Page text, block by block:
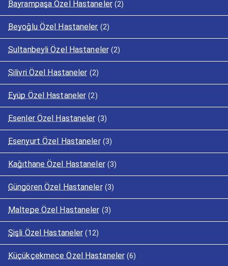
Bayrampaşa Özel Hastaneler (2)
Beyoğlu Özel Hastaneler (2)
Sultanbeyli Özel Hastaneler (2)
Silivri Özel Hastaneler (2)
Eyüp Özel Hastaneler (2)
Esenler Özel Hastaneler (3)
Esenyurt Özel Hastaneler (3)
Kağıthane Özel Hastaneler (3)
Güngören Özel Hastaneler (3)
Maltepe Özel Hastaneler (3)
Şişli Özel Hastaneler (12)
Küçükçekmece Özel Hastaneler (6)